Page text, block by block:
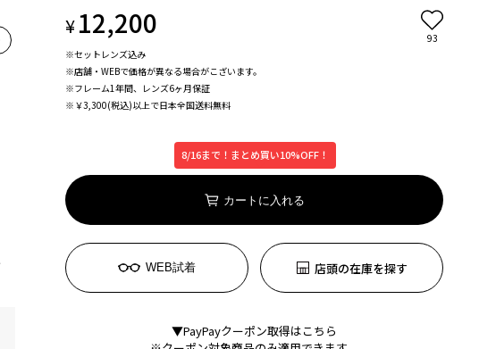
¥12,200
93
※セットレンズ込み
※店舗・WEBで価格が異なる場合がこざいます。
※フレーム1年間、レンズ6ヶ月保証
※￥3,300(税込)以上で日本全国送料無料
8/16まで！まとめ買い10%OFF！
カートに入れる
WEB試着 店頭の在庫を探す
▼PayPayクーポン取得はこちら